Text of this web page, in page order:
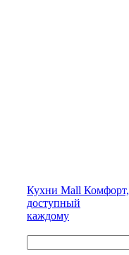
Кухни Mall Комфорт,
доступный
каждому